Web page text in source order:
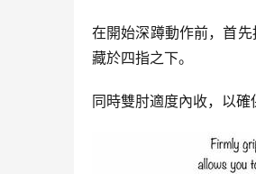
在開始深蹲動作前，首
藏於四指之下。
同時雙肘適度內收，以確